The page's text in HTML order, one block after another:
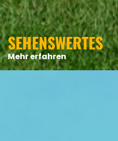
SEHENSWERTES
Mehr erfahren